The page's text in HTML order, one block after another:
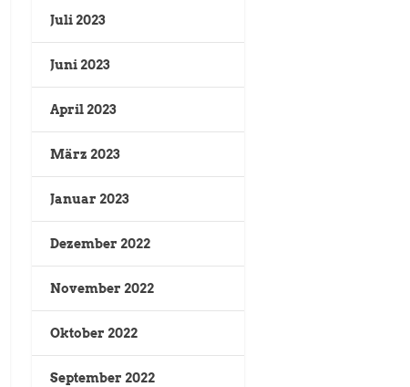
Juli 2023
Juni 2023
April 2023
März 2023
Januar 2023
Dezember 2022
November 2022
Oktober 2022
September 2022